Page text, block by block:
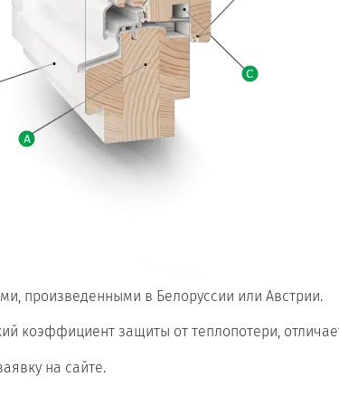
произведенными в Белоруссии или Австрии.
коэффициент защиты от теплопотери,
на сайте.